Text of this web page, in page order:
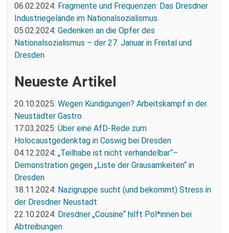
06.02.2024: Fragmente und Frequenzen: Das Dresdner
Industriegelände im Nationalsozialismus.
05.02.2024: Gedenken an die Opfer des
Nationalsozialismus – der 27. Januar in Freital und
Dresden
Neueste Artikel
20.10.2025: Wegen Kündigungen? Arbeitskampf in der
Neustädter Gastro
17.03.2025: Über eine AfD-Rede zum
Holocaustgedenktag in Coswig bei Dresden
04.12.2024: „Teilhabe ist nicht verhandelbar“–
Demonstration gegen „Liste der Grausamkeiten“ in
Dresden
18.11.2024: Nazigruppe sucht (und bekommt) Stress in
der Dresdner Neustadt
22.10.2024: Dresdner „Cousine“ hilft Pol*innen bei
Abtreibungen